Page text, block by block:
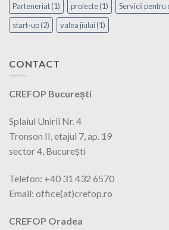
Parteneriat(1) proiecte(1) Servicii pentru
start-up(2) valea jiului(1)
CONTACT
CREFOP București
Splaiul Unirii Nr. 4
Tronson II, etajul 7, ap. 19
sector 4, București
Telefon: +40 31 432 6570
Email: office(at)crefop.ro
CREFOP Oradea